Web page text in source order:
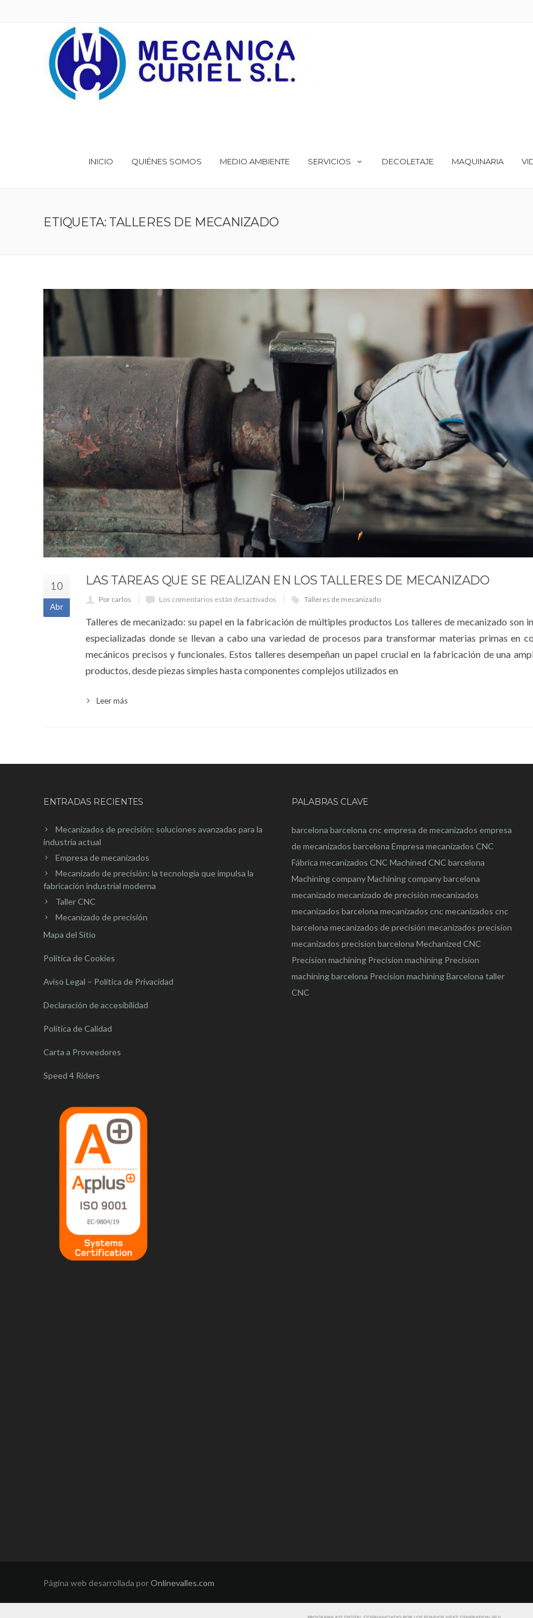
INICIO QUIÉNES SOMOS MEDIO AMBIENTE SERVICIOS DECOLETAJE MAQUINARIA
ETIQUETA: TALLERES DE MECANIZADO
10
Abr
LAS TAREAS QUE SE REALIZAN EN LOS TALLERES DE MECANIZADO
Por carlos Los comentarios están desactivados Talleres de mecanizado
Talleres de mecanizado: su papel en la fabricación de múltiples productos Los talleres de mecanizado son
especializadas donde se llevan a cabo una variedad de procesos para transformar materias primas en
mecánicos precisos y funcionales. Estos talleres desempeñan un papel crucial en la fabricación de una
productos, desde piezas simples hasta componentes complejos utilizados en
Leer más
ENTRADAS RECIENTES
Mecanizados de precisión: soluciones avanzadas para la
industria actual
Empresa de mecanizados
Mecanizado de precisión: la tecnología que impulsa la
fabricación industrial moderna
Taller CNC
Mecanizado de precisión
Mapa del Sitio
Política de Cookies
Aviso Legal – Política de Privacidad
Declaración de accesibilidad
Política de Calidad
Carta a Proveedores
Speed 4 Riders
PALABRAS CLAVE
barcelona barcelona cncempresa de mecanizados empresa
de mecanizados barcelona Empresa mecanizados CNC
Fábrica mecanizados CNC Machined CNC barcelona
Machining companyMachining company barcelona
mecanizado mecanizado de precisión mecanizados
mecanizados barcelona mecanizados cncmecanizados cnc
barcelona mecanizados de precisión mecanizados precision
mecanizados precision barcelona Mechanized CNC
Precision machining Precision machining Precision
machining barcelona Precision machining Barcelona taller
CNC
Página web desarrollada porOnlinevalles.com